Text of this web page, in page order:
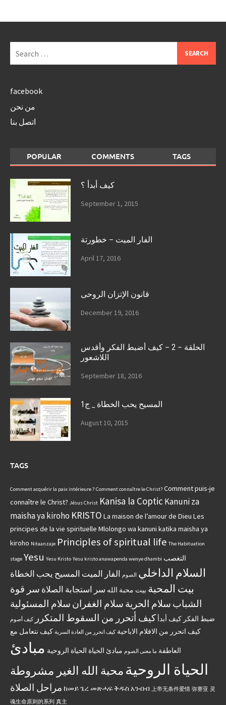
for:
facebook
من نحن
اتصل بنا
POPULAR COMMENTS TAGS
كيف أبدأ ؟
September 1, 2015
الفار الميت – خطورتة
April 17, 2016
قانون الإتزان الروحى
December 19, 2016
الحلقة – 2 – كيف أضبط الفكر وأقدس
اللاشعور
September 18, 2016
المسيح يحب الخطاة _ ج1
August 10, 2015
TAGS
Comment acquérir la paix intérieure ? Comment connaître le Christ? Comment puis-je
connaître le Christ? Jésus Christ Kanisa la Coptic Kanuni za
maisha ya kiroho KRISTO La maison de l’amour de Dieu Les
principes de la vie spirituelle Mlolongo wa kanuni katika maisha ya
kiroho Nitaanzaje Principles of spiritual life The Habituation
stage Yesu Yesu Kristo Yesu kristo anawapenda wenye dhambi التغصب
السلام الداخلي الصوم الفار الميت المسيح يحب الخطاة
بيت المحبة بيت محبة الله سر استجابة الصلاة سر قوة
الشباب سلام الحرية سلام الغفران سلام المسئولية
ضبط الفكر كيف أبدأكيف أتحرر من السقوط المتكرر كيف أصوم
كيف اتحرر من الافلام الاباحية كيف اتحرر من العادة السرية كيف نتعامل مع
العاطفة ما معنى الصوم مبادئ الحياة الحياة الروحية مبادئ
الحياة الروحية محبة الله الغير مشروطة
مراحل الصلاة ከመይ ጌረ መጽሓፍ ቅዱስ አንብብ 上帝无条件爱情 弥赛亚 灵
魂生命原则的系列 真主